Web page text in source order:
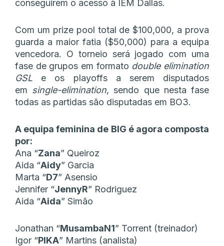
conseguirem o acesso à IEM Dallas.
Com um prize pool total de $100,000, a prova
guarda a maior fatia ($50,000) para a equipa
vencedora. O torneio será jogado com uma
fase de grupos em formato double elimination
GSL e os playoffs a serem disputados
em single-elimination, sendo que nesta fase
todas as partidas são disputadas em BO3.
A equipa feminina de BIG é agora composta
por:
Ana “Zana” Queiroz
Aida “Aidy” Garcia
Marta “D7” Asensio
Jennifer “JennyR” Rodriguez
Aida “Aida” Simão
Jonathan “MusambaN1” Torrent (treinador)
Igor “PIKA” Martins (analista)